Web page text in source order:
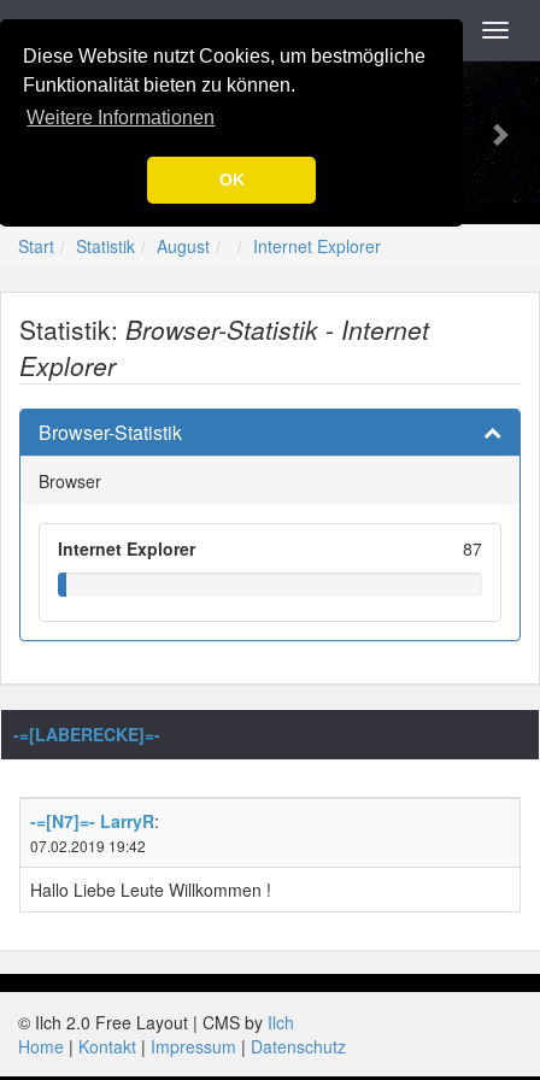
Diese Website nutzt Cookies, um bestmögliche
Funktionalität bieten zu können.
Weitere Informationen
OK
Navigation
Previous-=[Nation-7.de]=-
Start Statistik August Internet Explorer
Statistik: Browser-Statistik - Internet
Explorer
Browser-Statistik
Browser
Internet Explorer 87
-=[LABERECKE]=-
-=[N7]=- LarryR:
07.02.2019 19:42
Hallo Liebe Leute Willkommen !
© Ilch 2.0 Free Layout | CMS by Ilch
Home
Kontakt Impressum Datenschutz